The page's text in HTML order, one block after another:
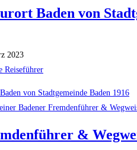
Baden von
2023
Reiseführer
von Stadtgemeinde Baden 1916
&